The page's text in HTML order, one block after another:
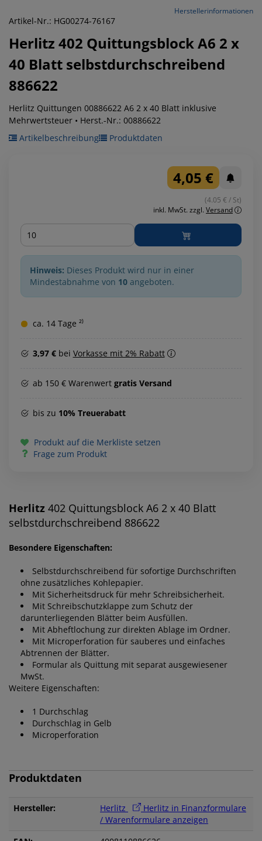
Herstellerinformationen
Artikel-Nr.: HG00274-76167
Herlitz 402 Quittungsblock A6 2 x
40 Blatt selbstdurchschreibend
886622
Herlitz Quittungen 00886622 A6 2 x 40 Blatt inklusive
Mehrwertsteuer • Herst.-Nr.: 00886622
Artikelbeschreibung
Produktdaten
4,05 €
(4.05 € / St)
inkl. MwSt. zzgl. Versand
Menge
Hinweis: Dieses Produkt wird nur in einer
Mindestabnahme von 10 angeboten.
ca. 14 Tage ²⁾
3,97 €bei Vorkasse mit 2% Rabatt
ab 150 € Warenwert gratis Versand
bis zu 10% Treuerabatt
Produkt auf die Merkliste setzen
Frage zum Produkt
Herlitz 402 Quittungsblock A6 2 x 40 Blatt
selbstdurchschreibend 886622
Besondere Eigenschaften:
Selbstdurchschreibend für sofortige Durchschriften
ohne zusätzliches Kohlepapier.
Mit Sicherheitsdruck für mehr Schreibsicherheit.
Mit Schreibschutzklappe zum Schutz der
darunterliegenden Blätter beim Ausfüllen.
Mit Abheftlochung zur direkten Ablage im Ordner.
Mit Microperforation für sauberes und einfaches
Abtrennen der Blätter.
Formular als Quittung mit separat ausgewiesener
MwSt.
Weitere Eigenschaften:
1 Durchschlag
Durchschlag in Gelb
Microperforation
Produktdaten
Hersteller: Herlitz
Herlitz in Finanzformulare
/ Warenformulare anzeigen